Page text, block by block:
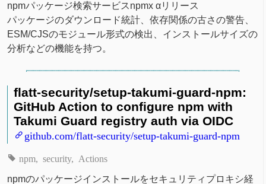
npmパッケージ検索サービスnpmx αリリース
パッケージのダウンロード統計、依存関係の古さの警告、
ESM/CJSのモジュール形式の検出、インストールサイズの
分析などの機能を持つ。
flatt-security/setup-takumi-guard-npm:
GitHub Action to configure npm with
Takumi Guard registry auth via OIDC
github.com/flatt-security/setup-takumi-guard-npm
npm security Actions
npmのパッケージインストールをセキュリティプロキシ経